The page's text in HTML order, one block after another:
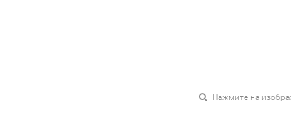
Нажмите на